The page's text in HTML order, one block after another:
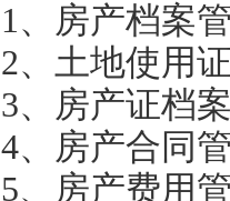
1、 房产档案
2、 土地使用
3、 房产证档
4、 房产合同
5、 房产费用